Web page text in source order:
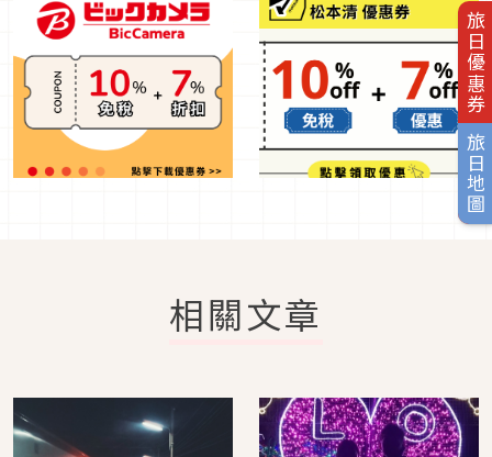
旅日優惠券
旅日地圖
相關文章